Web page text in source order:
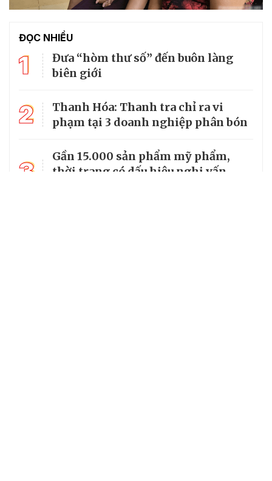
ĐỌC NHIỀU
1
Đưa “hòm thư số” đến buôn làng
biên giới
2
Thanh Hóa: Thanh tra chỉ ra vi
phạm tại 3 doanh nghiệp phân bón
3
Gần 15.000 sản phẩm mỹ phẩm,
thời trang có dấu hiệu nghi vấn